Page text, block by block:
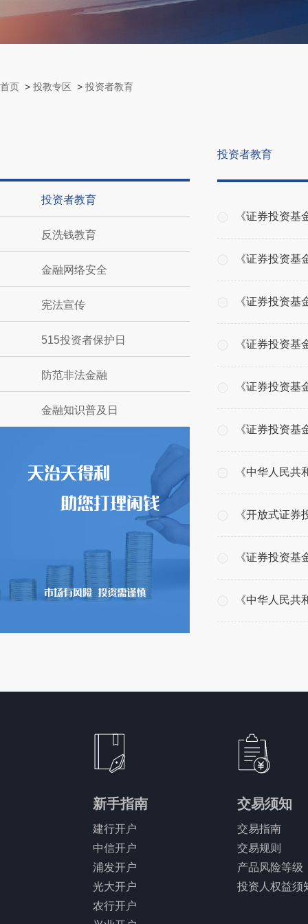
首页 > 投教专区 > 投资者教育
投资者教育
反洗钱教育
金融网络安全
宪法宣传
515投资者保护日
防范非法金融
金融知识普及日
投资者教育
《证券投资
《证券投资
《证券投资
《证券投资基
《证券投资
《证券投资
《中华人民
《开放式证
《证券投资
《中华人民共
新手指南
建行开户
中信开户
浦发开户
光大开户
农行开户
交易须知
交易指南
交易规则
产品风险等级
投资人权益须